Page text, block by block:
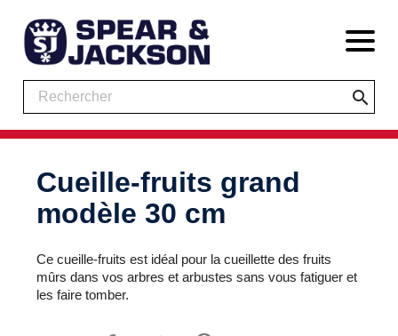
search
Cueille-fruits grand
modèle 30 cm
Ce cueille-fruits est idéal pour la cueillette des fruits
mûrs dans vos arbres et arbustes sans vous fatiguer et
les faire tomber.